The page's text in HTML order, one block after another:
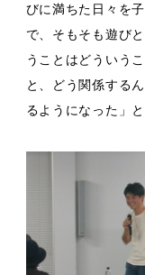
びに満ちた日々を
で、そもそも遊び
うことはどういう
と、どう関係する
るようになった」と